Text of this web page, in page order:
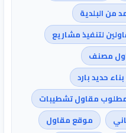
من البلدية
لتنفيذ مشاريع
مصنف
حديد بارد
مقاول تشطيبات
موقع مقاول